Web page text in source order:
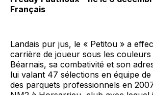
Français
Landais pur jus, le « Petitou » a
carrière de joueur sous les couleurs
Béarnais, sa combativité et son
lui valant 47 sélections en équipe
des parquets professionnels en